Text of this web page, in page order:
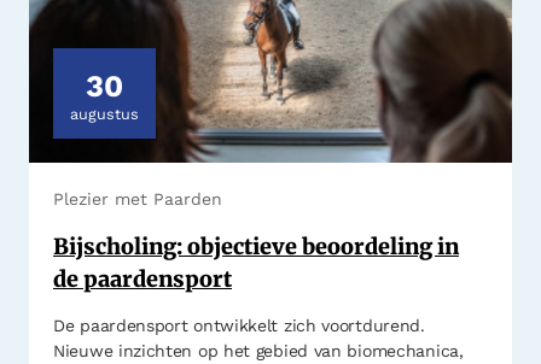
Plezier met Paarden
Bijscholing: objectieve beoordeling in
de paardensport
De paardensport ontwikkelt zich voortdurend.
Nieuwe inzichten op het gebied van biomechanica,
30
augustus